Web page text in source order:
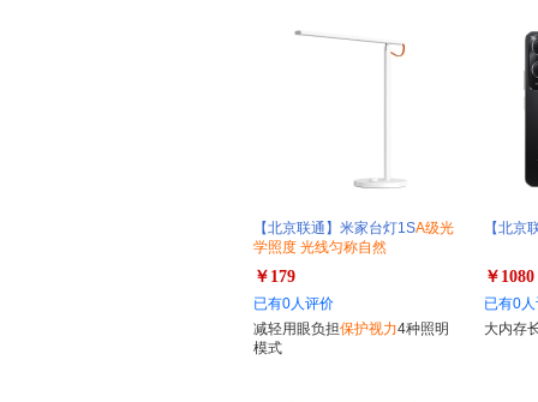
【北京联通】米家台灯1SA级光
学照度 光线匀称自然
￥179
已有0人评价
减轻用眼负担保护视力4种照明
模式
【北京
￥1080
已有0
大内存